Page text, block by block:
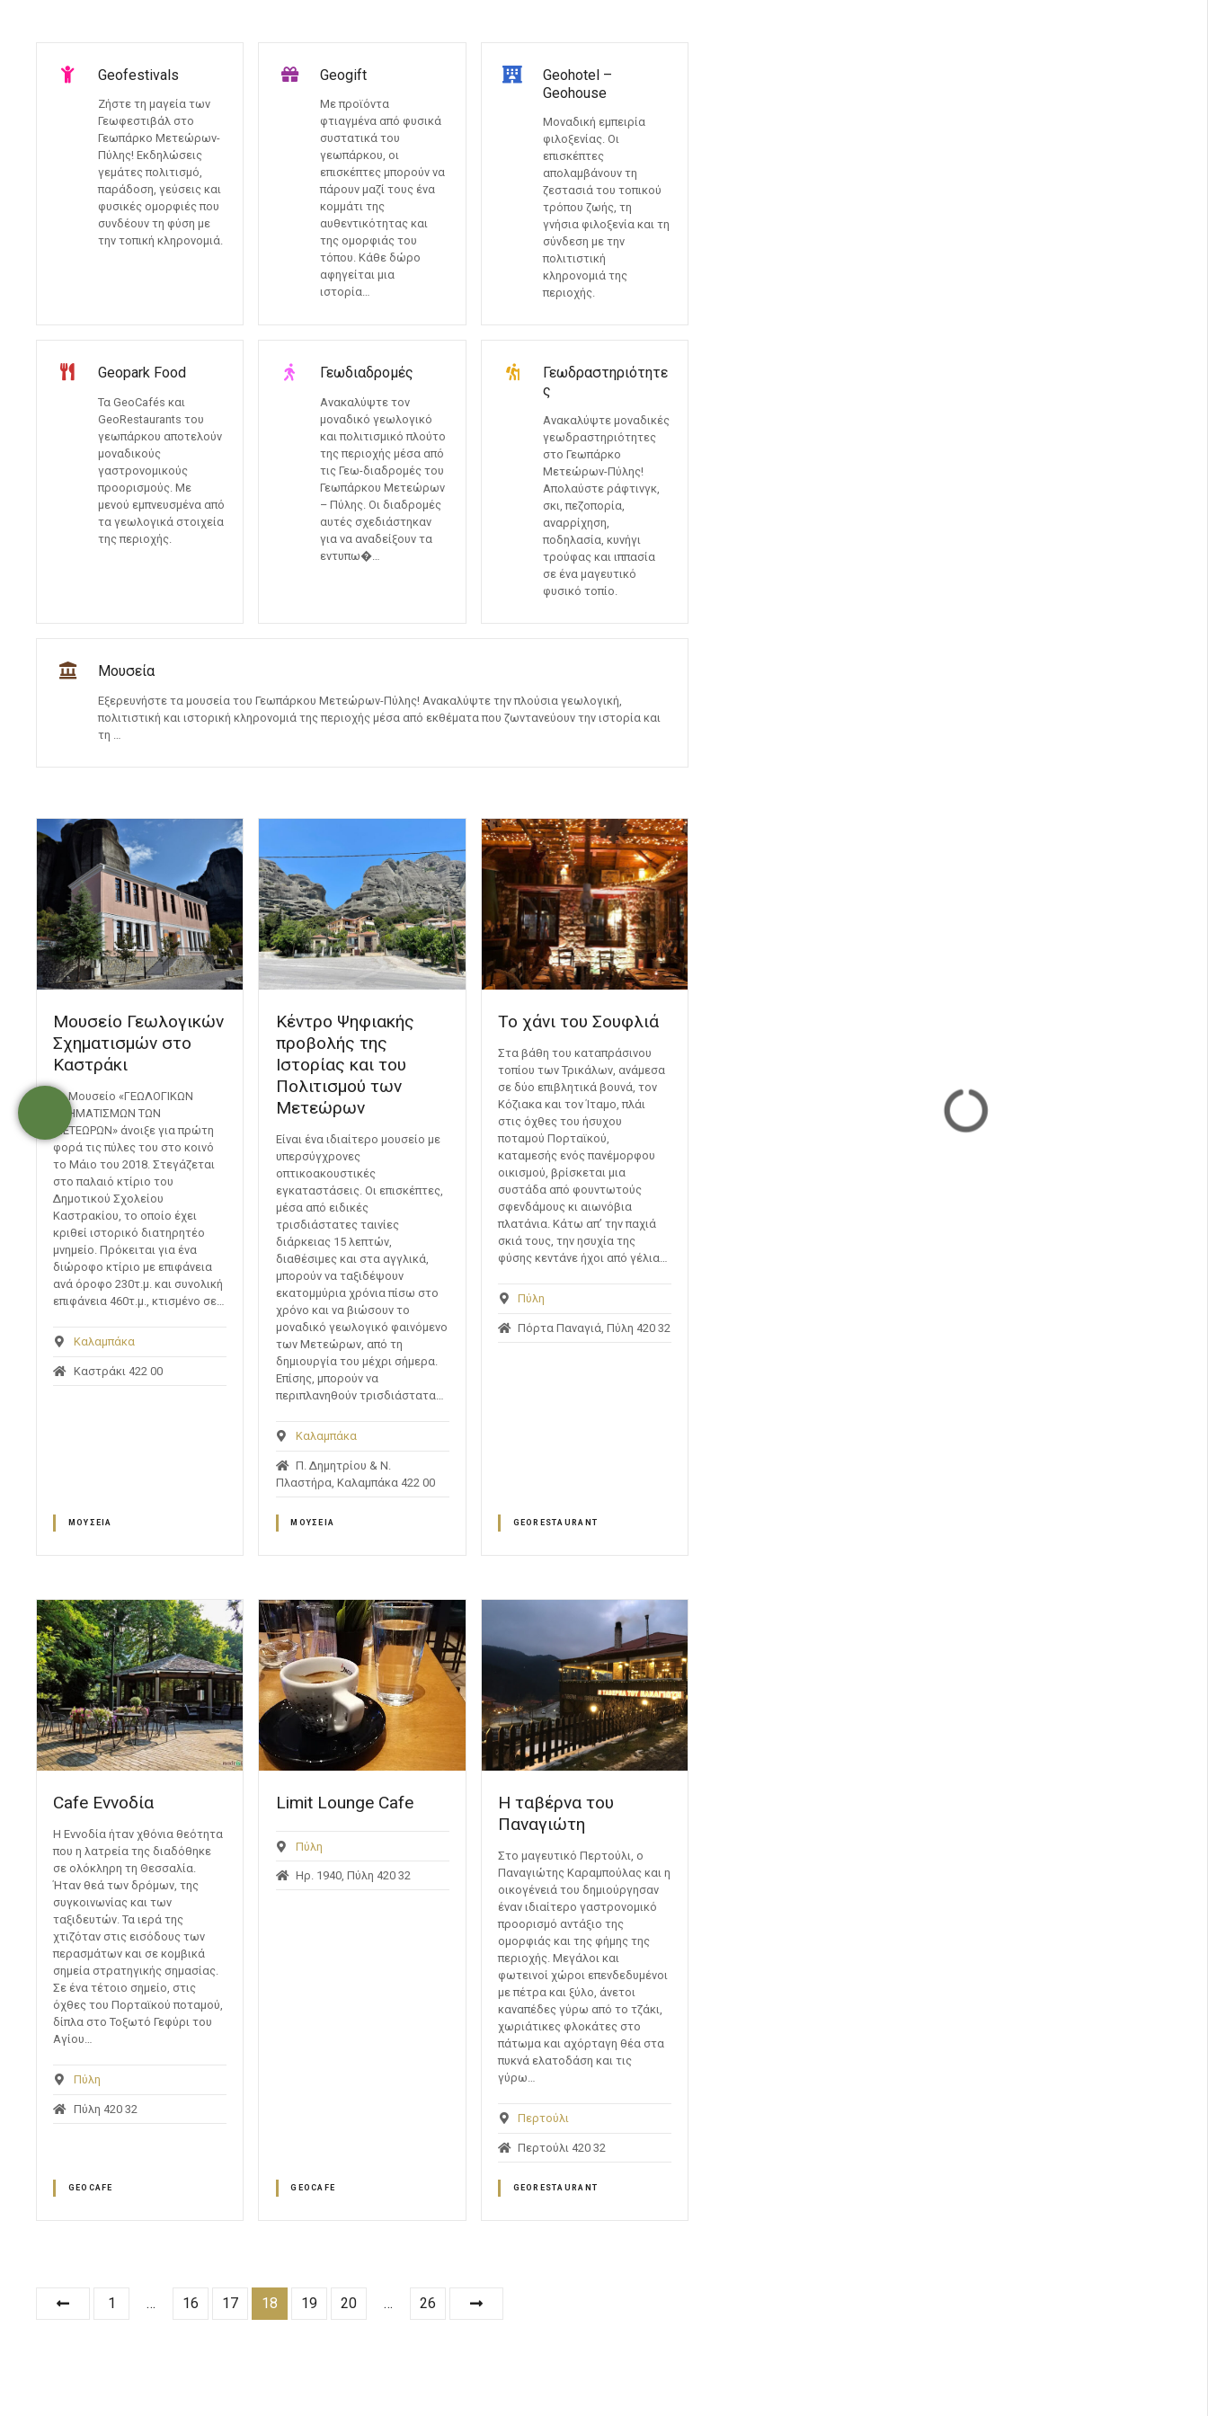
Geofestivals
Ζήστε τη μαγεία των
Γεωφεστιβάλ στο
Γεωπάρκο Μετεώρων-
Πύλης! Εκδηλώσεις
γεμάτες πολιτισμό,
παράδοση, γεύσεις και
φυσικές ομορφιές που
συνδέουν τη φύση με
την τοπική κληρονομιά.
Geogift
Με προϊόντα
φτιαγμένα από φυσικά
συστατικά του
γεωπάρκου, οι
επισκέπτες μπορούν να
πάρουν μαζί τους ένα
κομμάτι της
αυθεντικότητας και
της ομορφιάς του
τόπου. Κάθε δώρο
αφηγείται μια
ιστορία…
Geohotel –
Geohouse
Μοναδική εμπειρία
φιλοξενίας. Οι
επισκέπτες
απολαμβάνουν τη
ζεστασιά του τοπικού
τρόπου ζωής, τη
γνήσια φιλοξενία και τη
σύνδεση με την
πολιτιστική
κληρονομιά της
περιοχής.
Geopark Food
Τα GeoCafés και
GeoRestaurants του
γεωπάρκου αποτελούν
μοναδικούς
γαστρονομικούς
προορισμούς. Με
μενού εμπνευσμένα από
τα γεωλογικά στοιχεία
της περιοχής.
Γεωδιαδρομές
Ανακαλύψτε τον
μοναδικό γεωλογικό
και πολιτισμικό πλούτο
της περιοχής μέσα από
τις Γεω-διαδρομές του
Γεωπάρκου Μετεώρων
– Πύλης. Οι διαδρομές
αυτές σχεδιάστηκαν
για να αναδείξουν τα
εντυπω�…
Γεωδραστηριότητε
ς
Ανακαλύψτε μοναδικές
γεωδραστηριότητες
στο Γεωπάρκο
Μετεώρων-Πύλης!
Απολαύστε ράφτινγκ,
σκι, πεζοπορία,
αναρρίχηση,
ποδηλασία, κυνήγι
τρούφας και ιππασία
σε ένα μαγευτικό
φυσικό τοπίο.
Μουσεία
Εξερευνήστε τα μουσεία του Γεωπάρκου Μετεώρων-Πύλης! Ανακαλύψτε την πλούσια γεωλογική,
πολιτιστική και ιστορική κληρονομιά της περιοχής μέσα από εκθέματα που ζωντανεύουν την ιστορία και
τη …
Μουσείο Γεωλογικών
Σχηματισμών στο
Καστράκι
Το Μουσείο «ΓΕΩΛΟΓΙΚΩΝ
ΣΧΗΜΑΤΙΣΜΩΝ ΤΩΝ
ΜΕΤΕΩΡΩΝ» άνοιξε για πρώτη
φορά τις πύλες του στο κοινό
το Μάιο του 2018. Στεγάζεται
στο παλαιό κτίριο του
Δημοτικού Σχολείου
Καστρακίου, το οποίο έχει
κριθεί ιστορικό διατηρητέο
μνημείο. Πρόκειται για ένα
διώροφο κτίριο με επιφάνεια
ανά όροφο 230τ.μ. και συνολική
επιφάνεια 460τ.μ., κτισμένο σε…
Καλαμπάκα
Καστράκι 422 00
ΜΟΥΣΕΊΑ
Κέντρο Ψηφιακής
προβολής της
Ιστορίας και του
Πολιτισμού των
Μετεώρων
Είναι ένα ιδιαίτερο μουσείο με
υπερσύγχρονες
οπτικοακουστικές
εγκαταστάσεις. Οι επισκέπτες,
μέσα από ειδικές
τρισδιάστατες ταινίες
διάρκειας 15 λεπτών,
διαθέσιμες και στα αγγλικά,
μπορούν να ταξιδέψουν
εκατομμύρια χρόνια πίσω στο
χρόνο και να βιώσουν το
μοναδικό γεωλογικό φαινόμενο
των Μετεώρων, από τη
δημιουργία του μέχρι σήμερα.
Επίσης, μπορούν να
περιπλανηθούν τρισδιάστατα…
Καλαμπάκα
Π. Δημητρίου & Ν.
Πλαστήρα, Καλαμπάκα 422 00
ΜΟΥΣΕΊΑ
Το χάνι του Σουφλιά
Στα βάθη του καταπράσινου
τοπίου των Τρικάλων, ανάμεσα
σε δύο επιβλητικά βουνά, τον
Κόζιακα και τον Ίταμο, πλάι
στις όχθες του ήσυχου
ποταμού Πορταϊκού,
καταμεσής ενός πανέμορφου
οικισμού, βρίσκεται μια
συστάδα από φουντωτούς
σφενδάμους κι αιωνόβια
πλατάνια. Κάτω απ’ την παχιά
σκιά τους, την ησυχία της
φύσης κεντάνε ήχοι από γέλια…
Πύλη
Πόρτα Παναγιά, Πύλη 420 32
GEORESTAURANT
Cafe Εννοδία
Η Εννοδία ήταν χθόνια θεότητα
που η λατρεία της διαδόθηκε
σε ολόκληρη τη Θεσσαλία.
Ήταν θεά των δρόμων, της
συγκοινωνίας και των
ταξιδευτών. Τα ιερά της
χτιζόταν στις εισόδους των
περασμάτων και σε κομβικά
σημεία στρατηγικής σημασίας.
Σε ένα τέτοιο σημείο, στις
όχθες του Πορταϊκού ποταμού,
δίπλα στο Τοξωτό Γεφύρι του
Αγίου…
Πύλη
Πύλη 420 32
GEOCAFE
Limit Lounge Cafe
Πύλη
Ηρ. 1940, Πύλη 420 32
GEOCAFE
Η ταβέρνα του
Παναγιώτη
Στο μαγευτικό Περτούλι, ο
Παναγιώτης Καραμπούλας και η
οικογένειά του δημιούργησαν
έναν ιδιαίτερο γαστρονομικό
προορισμό αντάξιο της
ομορφιάς και της φήμης της
περιοχής. Μεγάλοι και
φωτεινοί χώροι επενδεδυμένοι
με πέτρα και ξύλο, άνετοι
καναπέδες γύρω από το τζάκι,
χωριάτικες φλοκάτες στο
πάτωμα και αχόρταγη θέα στα
πυκνά ελατοδάση και τις
γύρω…
Περτούλι
Περτούλι 420 32
GEORESTAURANT
1 … 16 17 18 19 20 … 26